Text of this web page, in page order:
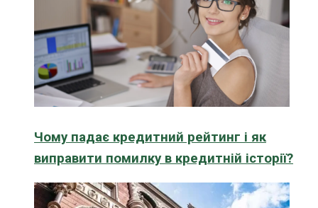
Чому падає кредитний рейтинг і як
виправити помилку в кредитній історії?